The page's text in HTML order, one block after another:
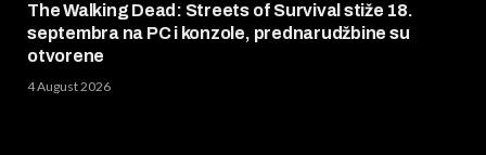
The Walking Dead: Streets of Survival stiže 18.
septembra na PC i konzole, prednarudžbine su
otvorene
4 August 2026